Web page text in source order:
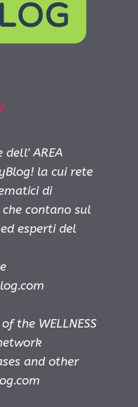
AREA
la cui rete
di
contano sul
esperti del
the WELLNESS
and other